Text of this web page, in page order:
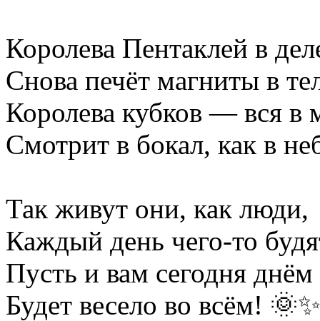
Королева Пентаклей в
Снова печёт магниты в
Королева кубков — вся в
Смотрит в бокал, как в
Так живут они, как люди,
Каждый день чего-то
Пусть и вам сегодня днём
Будет весело во всём! 🌞✨